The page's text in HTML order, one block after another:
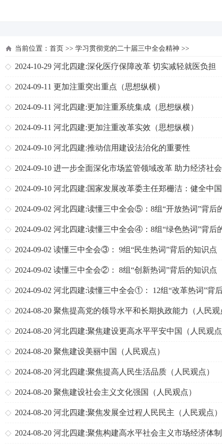
当前位置： 首页 >> 学习贯彻党的二十届三中全会精神 >>
2024-10-29 河北四建:深化医疗保障改革 切实减轻就医负担
2024-09-11 更加注重突出重点（思想纵横）
2024-09-11 河北四建:更加注重系统集成（思想纵横）
2024-09-11 河北四建:更加注重改革实效（思想纵横）
2024-09-10 河北四建:推动信用建设法治化的重要性
2024-09-10 进一步全面深化市场监管领域改革 助力经济社
质量发展——访国家市场监督管理总局局长罗文
2024-09-10 河北四建:国家发展改革委主任郑栅洁：健全中
色社会信用体系
2024-09-02 河北四建:读懂三中全会⑤：8组“开放热词”背后
识点
2024-09-02 河北四建:读懂三中全会④：8组“绿色热词”背后
识点
2024-09-02 读懂三中全会③： 9组“民生热词”背后的知识点
2024-09-02 读懂三中全会②： 8组“创新热词”背后的知识点
2024-09-02 河北四建:读懂三中全会①： 12组“改革热词”背
知识点
2024-08-20 聚焦提高党的领导水平和长期执政能力（人民观
2024-08-20 河北四建:聚焦建设更高水平平安中国（人民观
2024-08-20 聚焦建设美丽中国（人民观点）
2024-08-20 河北四建:聚焦提高人民生活品质（人民观点）
2024-08-20 聚焦建设社会主义文化强国（人民观点）
2024-08-20 河北四建:聚焦发展全过程人民民主（人民观点）
2024-08-20 河北四建:聚焦构建高水平社会主义市场经济体制